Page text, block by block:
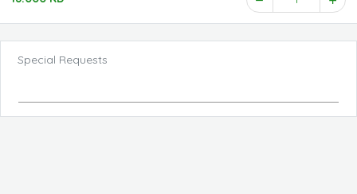
Special Requests